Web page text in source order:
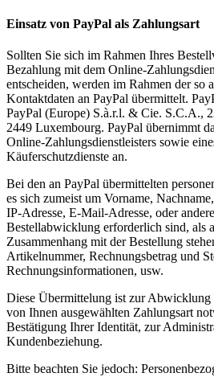
Einsatz von PayPal als Zahlungsart
Sollten Sie sich im Rahmen Ihres
Bezahlung mit dem Online-
entscheiden, werden im Rahmen der so
Kontaktdaten an PayPal übermittelt.
PayPal (Europe) S.à.r.l. & Cie. S.C.A.,
2449 Luxembourg. PayPal übernimmt
Online-Zahlungsdienstleisters sowie
Käuferschutzdienste an.
Bei den an PayPal übermittelten
es sich zumeist um Vorname,
IP-Adresse, E-Mail-Adresse, oder
Bestellabwicklung erforderlich sind, als
Zusammenhang mit der Bestellung
Artikelnummer, Rechnungsbetrag und
Rechnungsinformationen, usw.
Diese Übermittelung ist zur
von Ihnen ausgewählten Zahlungsart
Bestätigung Ihrer Identität, zur
Kundenbeziehung.
Bitte beachten Sie jedoch: